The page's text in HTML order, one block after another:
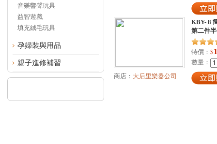
音樂響聲玩具
益智遊戲
填充絨毛玩具
孕婦裝與用品
親子進修補習
商店： 大后里樂器公司
KBY- 8
第二件
特價： $
數量：